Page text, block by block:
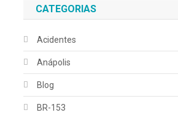
CATEGORIAS
Acidentes
Anápolis
Blog
BR-153